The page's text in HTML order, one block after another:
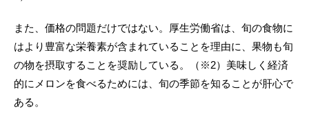
また、価格の問題だけではない。厚生労働省は、旬の食物に
はより豊富な栄養素が含まれていることを理由に、果物も旬
の物を摂取することを奨励している。（※2）美味しく経済
的にメロンを食べるためには、旬の季節を知ることが肝心で
ある。